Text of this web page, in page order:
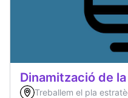
Dinamització de
Treballem el pla